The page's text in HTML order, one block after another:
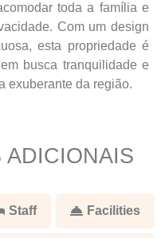
toda a família e
Com um design
esta propriedade é
busca tranquilidade e
exuberante da região.
ADICIONAIS
Staff Facilities